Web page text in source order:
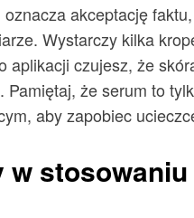
akceptację
Wystarczy kilka
aplikacji czujesz, że
że serum to
aby zapobiec
w